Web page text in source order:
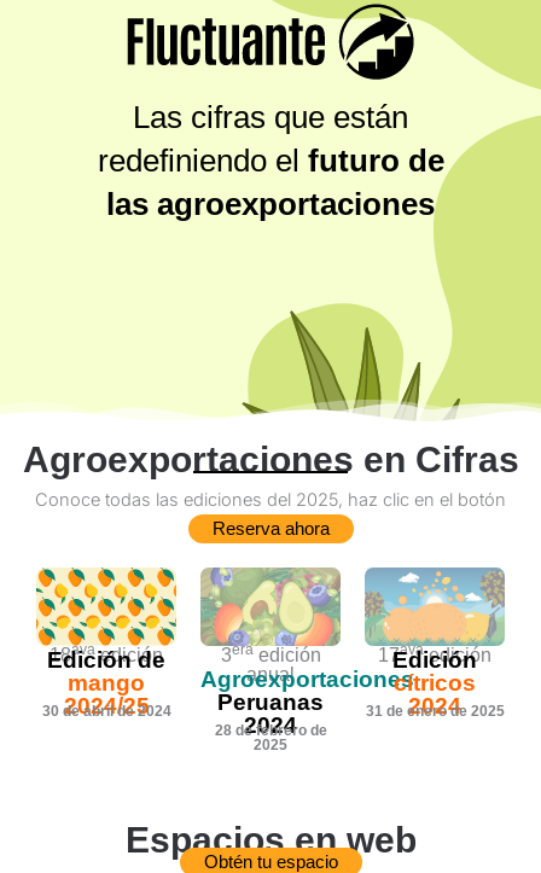
Las cifras que están
redefiniendo el futuro de
las agroexportaciones
Agroexportaciones en Cifras
Conoce todas las ediciones del 2025, haz clic en el botón
Reserva ahora
18avaedición
Edición de
mango
2024/25
30 de abril de 2024
3eraedición
anual
Agroexportaciones
Peruanas
2024
28 de febrero de
2025
17avaedición
Edición
cítricos
2024
31 de enero de 2025
Espacios en web
Obtén tu espacio